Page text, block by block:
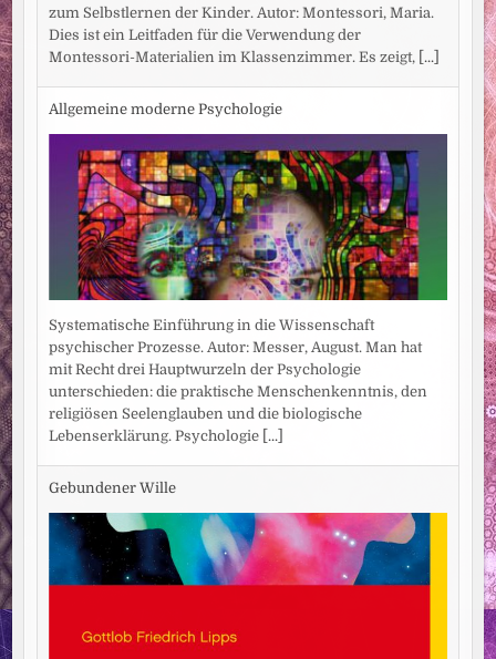
zum Selbstlernen der Kinder. Autor: Montessori, Maria.
Dies ist ein Leitfaden für die Verwendung der
Montessori-Materialien im Klassenzimmer. Es zeigt,
[...]
Allgemeine moderne Psychologie
Systematische Einführung in die Wissenschaft
psychischer Prozesse. Autor: Messer, August. Man hat
mit Recht drei Hauptwurzeln der Psychologie
unterschieden: die praktische Menschenkenntnis, den
religiösen Seelenglauben und die biologische
Lebenserklärung. Psychologie [...]
Gebundener Wille